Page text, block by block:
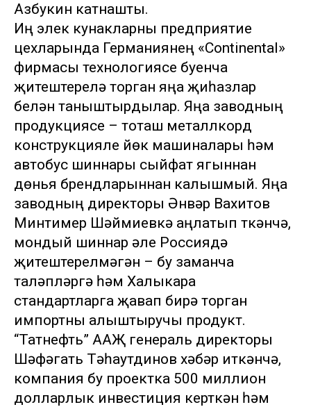
Азбукин катнашты.
Иң элек кунакларны предприятие
цехларында Германиянең «Continental»
фирмасы технологиясе буенча
җитештерелә торган яңа җиһазлар
белән таныштырдылар. Яңа заводның
продукциясе – тоташ металлкорд
конструкцияле йөк машиналары һәм
автобус шиннары сыйфат ягыннан
дөнья брендларыннан калышмый. Яңа
заводның директоры Әнвәр Вахитов
Минтимер Шәймиевкә аңлатып үткәнчә,
мондый шиннар әле Россиядә
җитештерелмәгән – бу заманча
таләпләргә һәм Халыкара
стандартларга җавап бирә торган
импортны алыштыручы продукт.
“Татнефть” ААҖ генераль директоры
Шәфәгать Тәһаутдинов хәбәр иткәнчә,
компания бу проектка 500 миллион
долларлык инвестиция керткән һәм